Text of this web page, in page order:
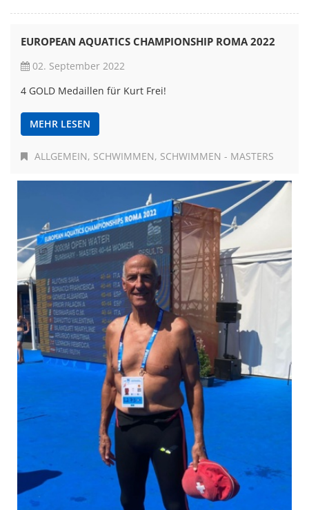
EUROPEAN AQUATICS CHAMPIONSHIP ROMA 2022
02. September 2022
4 GOLD Medaillen für Kurt Frei!
MEHR LESEN
ALLGEMEIN SCHWIMMEN SCHWIMMEN - MASTERS